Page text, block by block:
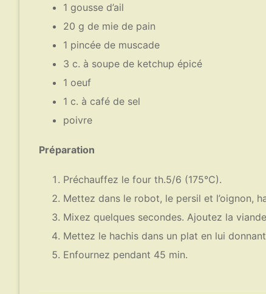
1 gousse d’ail
20 g de mie de pain
1 pincée de muscade
3 c. à soupe de ketchup épicé
1 oeuf
1 c. à café de sel
poivre
Préparation
Préchauffez le four th.5/6 (175°C).
Mettez dans le robot, le persil et l’oignon,
Mixez quelques secondes. Ajoutez la
Mettez le hachis dans un plat en lui
Enfournez pendant 45 min.